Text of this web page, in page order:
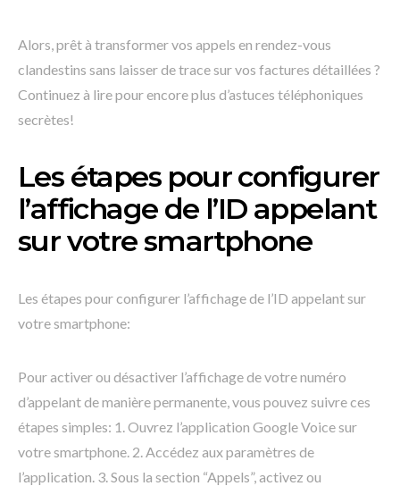
Alors, prêt à transformer vos appels en rendez-vous
clandestins sans laisser de trace sur vos factures détaillées ?
Continuez à lire pour encore plus d’astuces téléphoniques
secrètes!
Les étapes pour configurer
l’affichage de l’ID appelant
sur votre smartphone
Les étapes pour configurer l’affichage de l’ID appelant sur
votre smartphone:
Pour activer ou désactiver l’affichage de votre numéro
d’appelant de manière permanente, vous pouvez suivre ces
étapes simples: 1. Ouvrez l’application Google Voice sur
votre smartphone. 2. Accédez aux paramètres de
l’application. 3. Sous la section “Appels”, activez ou